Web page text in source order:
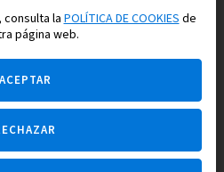
consulta laPOLÍTICA DE COOKIESde
página web.
ACEPTAR